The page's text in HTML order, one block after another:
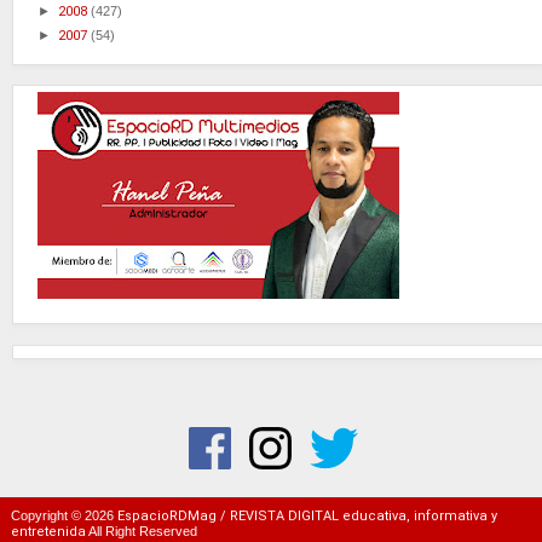
► 2008 (427)
► 2007 (54)
Copyright © 2026 EspacioRDMag / REVISTA DIGITAL educativa, informativa y
entretenidaAll Right Reserved